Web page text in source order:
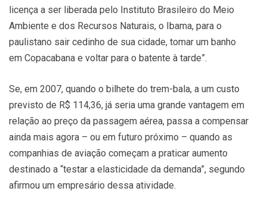
licença a ser liberada pelo Instituto Brasileiro do Meio
Ambiente e dos Recursos Naturais, o Ibama, para o
paulistano sair cedinho de sua cidade, tomar um banho
em Copacabana e voltar para o batente à tarde”.
Se, em 2007, quando o bilhete do trem-bala, a um custo
previsto de R$ 114,36, já seria uma grande vantagem em
relação ao preço da passagem aérea, passa a compensar
ainda mais agora – ou em futuro próximo – quando as
companhias de aviação começam a praticar aumento
destinado a “testar a elasticidade da demanda”, segundo
afirmou um empresário dessa atividade.